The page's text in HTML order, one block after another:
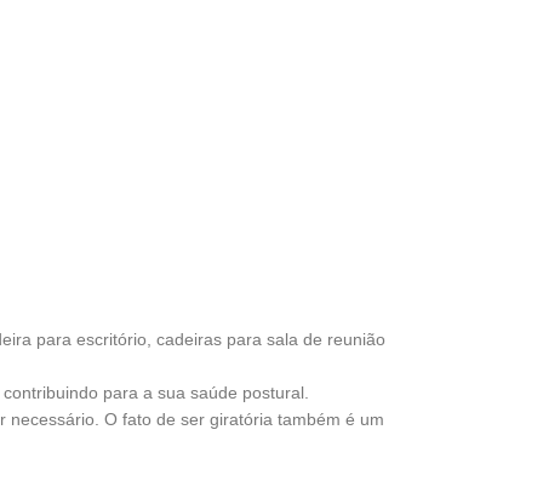
para escritório, cadeiras para sala de reunião
para a sua saúde postural.
O fato de ser giratória também é um